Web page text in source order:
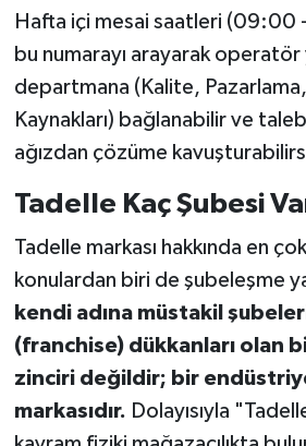
Hafta içi mesai saatleri (09:00
bu numarayı arayarak operatör
departmana (Kalite, Pazarlama,
Kaynakları) bağlanabilir ve
ağızdan çözüme
Tadelle Kaç Şubesi
Tadelle markası hakkında en çok
konulardan biri de şubeleşme
kendi adına müstakil
(franchise) dükkanları olan
zinciri değildir; bir
markasıdır. Dolayısıyla